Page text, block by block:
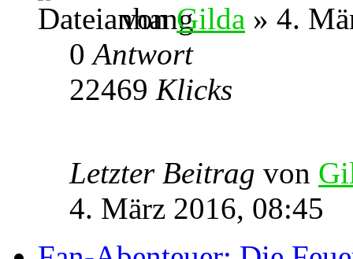
vonGilda » 4.
0Antwort
22469 Klicks
Letzter Beitrag von
4. März 2016, 08:45